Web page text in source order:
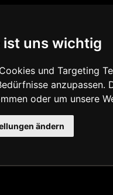
ist uns wichtig
und Targeting
oder um unsere
ändern